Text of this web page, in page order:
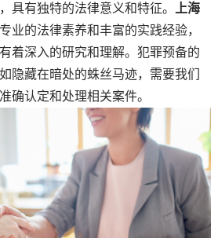
具有独特的法律意义和特征。
上海
业的法律素养和丰富的实践经验，
着深入的研究和理解。犯罪预备的
隐藏在暗处的蛛丝马迹，需要我们
确认定和处理相关案件。